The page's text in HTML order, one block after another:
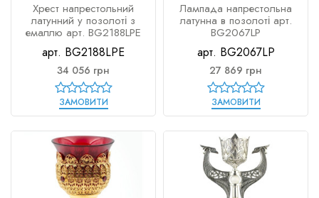
Хрест напрестольний
латунний у позолоті з
емаллю арт. BG2188LPE
арт. BG2188LPE
34 056 грн
ЗАМОВИТИ
Лампада напрестольна
латунна в позолоті арт.
BG2067LP
арт. BG2067LP
27 869 грн
ЗАМОВИТИ